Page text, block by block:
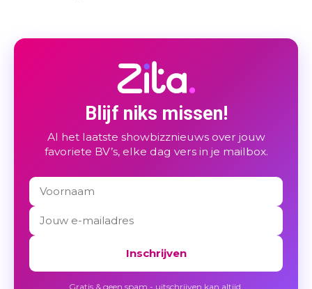
Blijf niks missen!
Al het laatste showbizznieuws over jouw
favoriete BV’s, elke dag vers in je mailbox.
Inschrijven
Gratis & geen spam - uitschrijven kan altijd.